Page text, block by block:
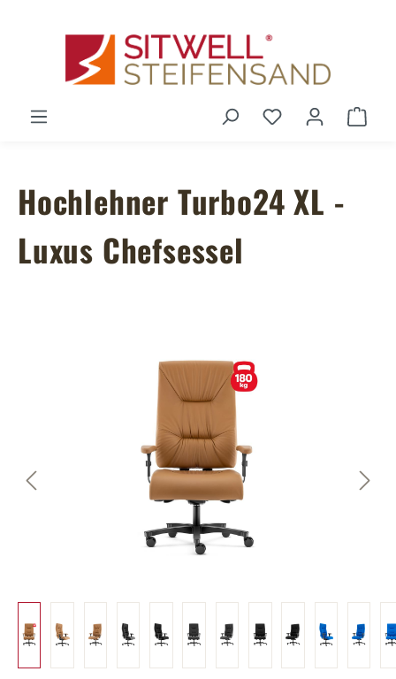
Du hast 0
Hochlehner Turbo24 XL -
Luxus Chefsessel
Bildergalerie überspringen